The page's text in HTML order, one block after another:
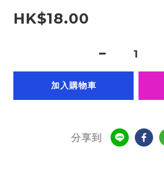
HK$18.00
加入購物車
分享到